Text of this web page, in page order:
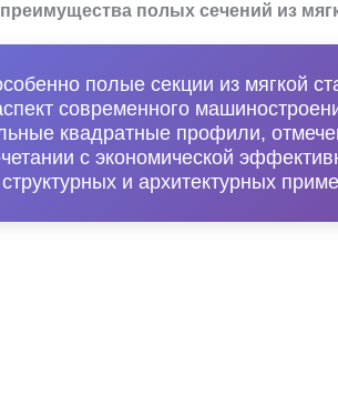
полых сечений из
полые секции из мягкой
современного
квадратные профили,
с экономической
и архитектурных